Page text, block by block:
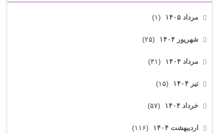
مرداد ۱۴۰۵ (۱)
شهریور ۱۴۰۴ (۲۵)
مرداد ۱۴۰۴ (۳۱)
تیر ۱۴۰۴ (۱۵)
خرداد ۱۴۰۴ (۵۷)
اردیبهشت ۱۴۰۴ (۱۱۶)